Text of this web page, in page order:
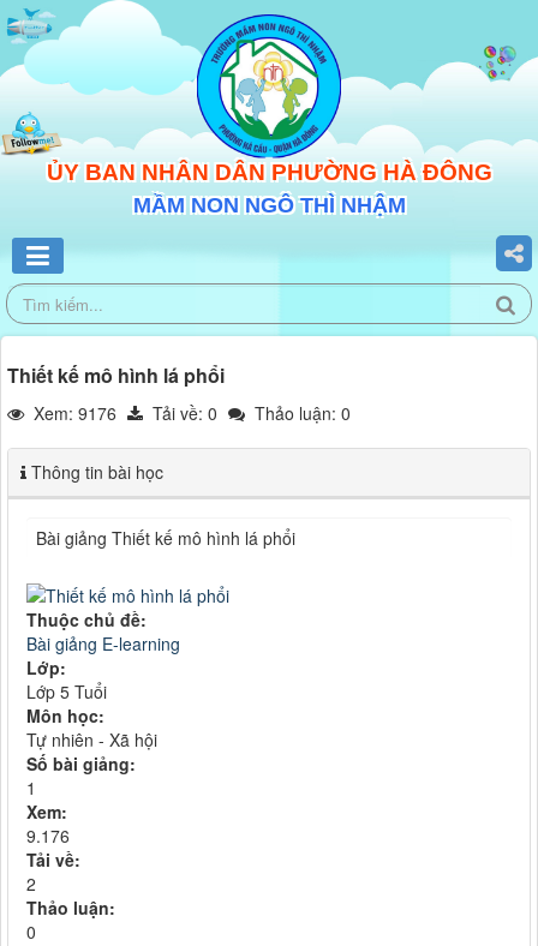
ỦY BAN NHÂN DÂN PHƯỜNG HÀ ĐÔNG
MẦM NON NGÔ THÌ NHẬM
Thiết kế mô hình lá phổi
Xem: 9176 Tải về: 0 Thảo luận: 0
Thông tin bài học
Bài giảng Thiết kế mô hình lá phổi
Thuộc chủ đề:
Bài giảng E-learning
Lớp:
Lớp 5 Tuổi
Môn học:
Tự nhiên - Xã hội
Số bài giảng:
1
Xem:
9.176
Tải về:
2
Thảo luận:
0